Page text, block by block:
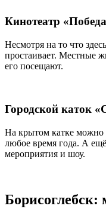
Кинотеатр
Несмотря на то что
простаивает. Местные
его посещают.
Городской каток
На крытом катке можно
любое время года. А
мероприятия и шоу.
Борисоглебск: